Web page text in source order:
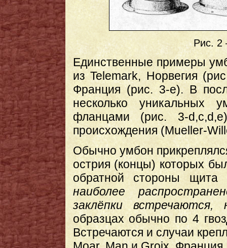
Рис. 2
Единственные примеры
из Telemark, Норвегия
Франция (рис. 3-е). В
несколько уникальных
фланцами (рис. 3-
происхождения (Mueller-
Обычно умбон
острия (концы) которых
обратной стороны
наиболее
заклёпки встречаются,
образцах обычно по 4
Встречаются и случаи